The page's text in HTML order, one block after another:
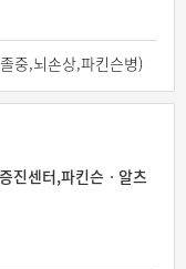
중,뇌손상,파킨슨병)
진센터,파킨슨ㆍ알츠